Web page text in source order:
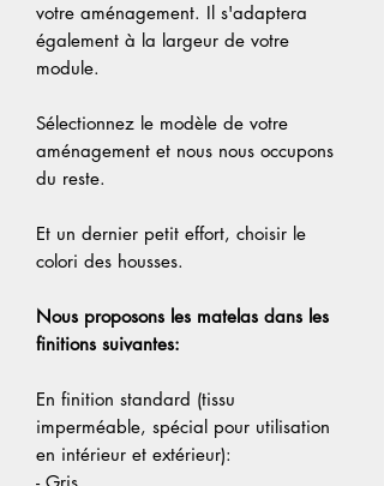
votre aménagement. Il s'adaptera
également à la largeur de votre
module.
Sélectionnez le modèle de votre
aménagement et nous nous occupons
du reste.
Et un dernier petit effort, choisir le
colori des housses.
Nous proposons les matelas dans les
finitions suivantes:
En finition standard (tissu
imperméable, spécial pour utilisation
en intérieur et extérieur):